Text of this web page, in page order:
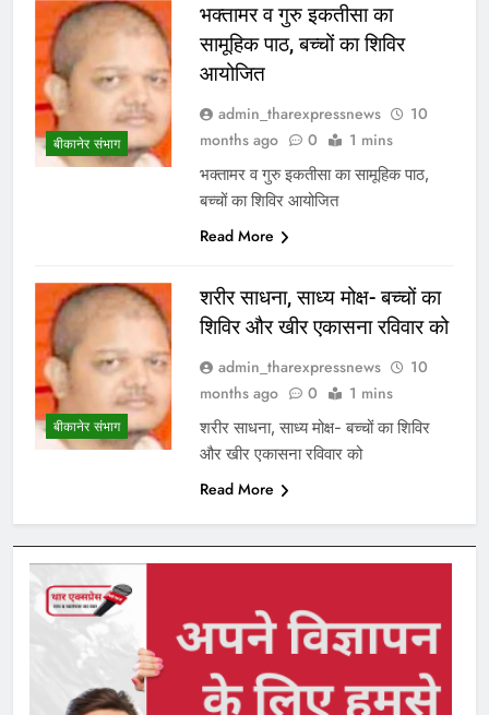
बीकानेर संभाग
भक्तामर व गुरु इकतीसा का
सामूहिक पाठ, बच्चों का शिविर
आयोजित
admin_tharexpressnews
10
months ago
0 1 mins
भक्तामर व गुरु इकतीसा का सामूहिक पाठ,
बच्चों का शिविर आयोजित
Read More
बीकानेर संभाग
शरीर साधना, साध्य मोक्ष- बच्चों का
शिविर और खीर एकासना रविवार को
admin_tharexpressnews
10
months ago
0 1 mins
शरीर साधना, साध्य मोक्ष- बच्चों का शिविर
और खीर एकासना रविवार को
Read More